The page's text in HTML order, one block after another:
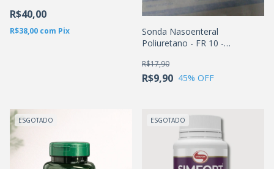
R$40,00
R$38,00 com Pix
Sonda Nasoenteral
Poliuretano - FR 10 -
R$9,90
R$17,90
45% OFF
ESGOTADO ESGOTADO